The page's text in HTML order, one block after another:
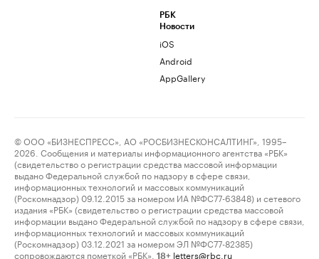
РБК
Новости
iOS
Android
AppGallery
© ООО «БИЗНЕСПРЕСС», АО «РОСБИЗНЕСКОНСАЛТИНГ», 1995–
2026. Сообщения и материалы информационного агентства «РБК»
(свидетельство о регистрации средства массовой информации
выдано Федеральной службой по надзору в сфере связи,
информационных технологий и массовых коммуникаций
(Роскомнадзор) 09.12.2015 за номером ИА №ФС77-63848) и сетевого
издания «РБК» (свидетельство о регистрации средства массовой
информации выдано Федеральной службой по надзору в сфере связи,
информационных технологий и массовых коммуникаций
(Роскомнадзор) 03.12.2021 за номером ЭЛ №ФС77-82385)
сопровождаются пометкой «РБК».
18+ letters@rbc.ru